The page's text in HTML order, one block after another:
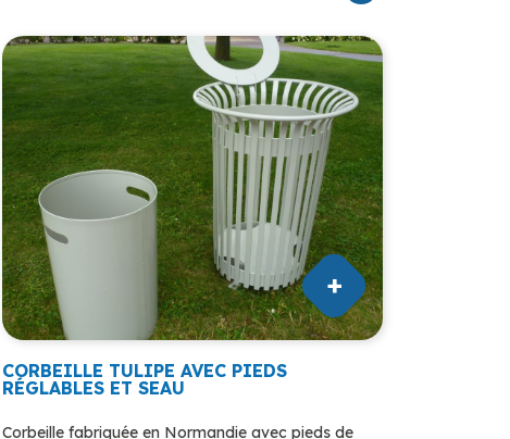
CORBEILLE TULIPE AVEC PIEDS
RÉGLABLES ET SEAU
Corbeille fabriquée en Normandie avec pieds de